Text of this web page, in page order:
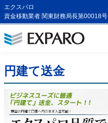
エクスパロ
資金移動業者 関東財務局長第00018号
円建て送金